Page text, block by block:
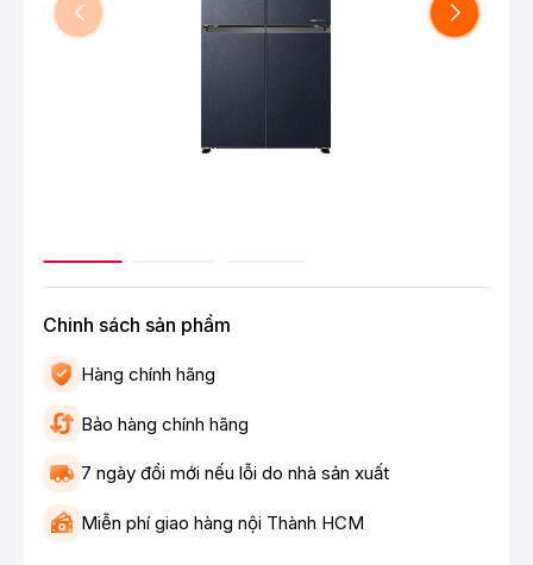
Chinh sách sản phẩm
Hàng chính hãng
Bảo hàng chính hãng
7 ngày đổi mới nếu lỗi do nhà sản xuất
Miễn phí giao hàng nội Thành HCM